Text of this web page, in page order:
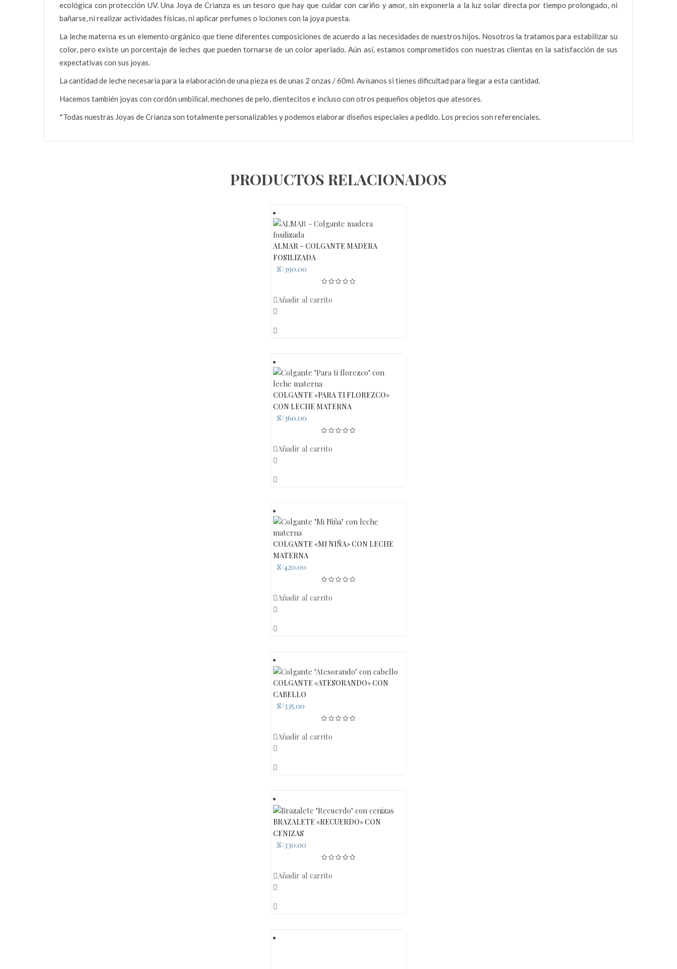
ecológica con protección UV. Una Joya de Crianza es un tesoro que hay que cuidar con cariño y amor, sin exponerla a la luz solar directa por tiempo prolongado, ni
bañarse, ni realizar actividades físicas, ni aplicar perfumes o lociones con la joya puesta.
La leche materna es un elemento orgánico que tiene diferentes composiciones de acuerdo a las necesidades de nuestros hijos. Nosotros la tratamos para estabilizar su
color, pero existe un porcentaje de leches que pueden tornarse de un color aperlado. Aún así, estamos comprometidos con nuestras clientas en la satisfacción de sus
expectativas con sus joyas.
La cantidad de leche necesaria para la elaboración de una pieza es de unas 2 onzas / 60ml. Avísanos si tienes dificultad para llegar a esta cantidad.
Hacemos también joyas con cordón umbilical, mechones de pelo, dientecitos e incluso con otros pequeños objetos que atesores.
*Todas nuestras Joyas de Crianza son totalmente personalizables y podemos elaborar diseños especiales a pedido. Los precios son referenciales.
PRODUCTOS RELACIONADOS
ALMAR – COLGANTE MADERA
FOSILIZADA
S/390.00
Añadir al carrito
COLGANTE «PARA TI FLOREZCO»
CON LECHE MATERNA
S/360.00
Añadir al carrito
COLGANTE «MI NIÑA» CON LECHE
MATERNA
S/420.00
Añadir al carrito
COLGANTE «ATESORANDO» CON
CABELLO
S/335.00
Añadir al carrito
BRAZALETE «RECUERDO» CON
CENIZAS
S/330.00
Añadir al carrito